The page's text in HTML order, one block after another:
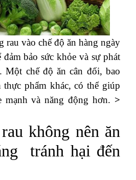
rau vào chế độ ăn hàng ngày
bảo sức khỏe và sự phát
Một chế độ ăn cân đối, bao
phẩm khác, có thể giúp
mạnh và năng động hơn. >
không nên ăn
tránh hại đến